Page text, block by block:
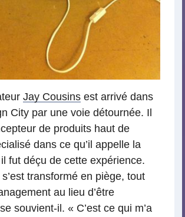
Jay Cousins est arrivé dans
City par une voie détournée. Il
de produits haut de
dans ce qu’il appelle la
fut déçu de cette expérience.
transformé en piège, tout
au lieu d’être
souvient-il. « C’est ce qui m’a